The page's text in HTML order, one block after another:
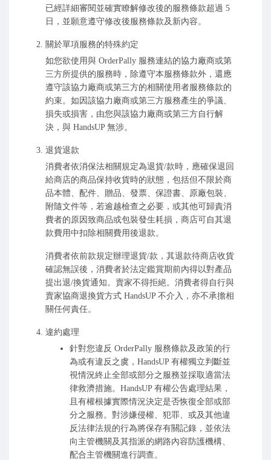
已經詳細審閱並確實瞭解修改後的服務條款超過 5
日，並願意遵守修改後服務條款及新內容。
關於單項服務的特殊約定
如您欲使用與 OrderPally 服務連結的協力廠商或第
三方所提供的服務時，除遵守本服務條款外，還應
遵守該協力廠商或第三方的相關使用者服務條款的
約束。如因該協力廠商或第三方服務產生的爭議、
損失或損害，由您與該協力廠商或第三方自行解
決，與 HandsUP 無涉。
退貨退款
消費者依消保法相關規定為退貨/款時，應確保退回
給商店的商品保持收貨時的狀態，包括但不限於商
品本體、配件、贈品、發票、保證書、原廠包裝、
附隨文件等，若逾越檢查之必要，或其他可歸責消
費者的原因致商品或包裝發生耗損，商店可自其退
款費用中扣除相關費用後退款。
消費者依前款規定辦理退貨/款，其退款待商店收貨
確認無誤後，消費者於法定鑑賞期前內得以對產品
提出退/換貨通知。賣家不得拒絕。消費者得自行與
賣家協商退換貨方式 HandsUP 不介入，亦不承擔相
關任何責任。
違約處理
針對您違反 OrderPally 服務條款及政策的行
為或有違反之虞，HandsUP 有權獨立判斷並
視情況終止全部或部分之服務並採取適當法
律救濟措施。HandsUP 有權公告處理結果，
且有權根據實際情況決定是否恢復全部或部
分之服務。對涉嫌侵權、犯罪、或及其他違
反法律法規的行為將保存有關記錄，並依法
向主管機關及其指派的網路內容防護機構、
配合主管機關進行調查。